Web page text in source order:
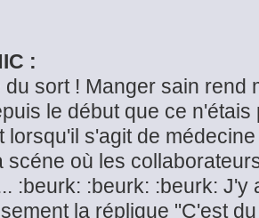
:
du sort ! Manger sain rend
le début que ce
lorsqu'il s'agit de
scéne où les
:beurk: :beurk: :beurk:
la réplique "C'est